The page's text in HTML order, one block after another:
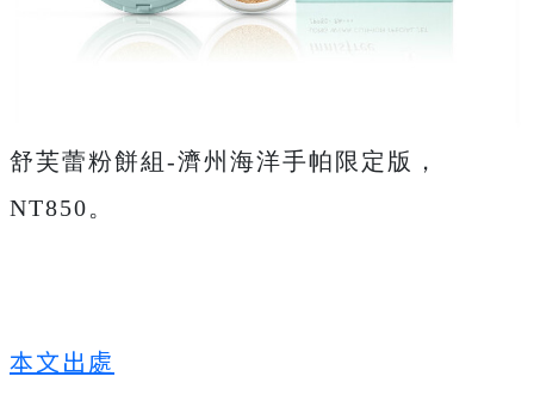
舒芙蕾粉餅組-濟州海洋手帕限定版，
NT850。
本文出處